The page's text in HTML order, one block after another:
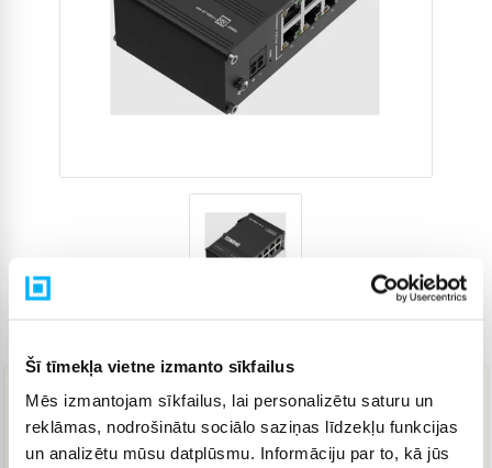
Šī tīmekļa vietne izmanto sīkfailus
Mēs izmantojam sīkfailus, lai personalizētu saturu un
reklāmas, nodrošinātu sociālo saziņas līdzekļu funkcijas
un analizētu mūsu datplūsmu. Informāciju par to, kā jūs
64,03 €